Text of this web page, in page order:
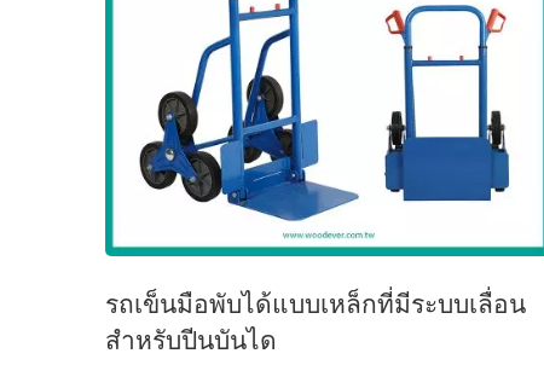
รถเข็นมือพับได้แบบเหล็กที่มีระบบเลื่อน
สำหรับปีนบันได